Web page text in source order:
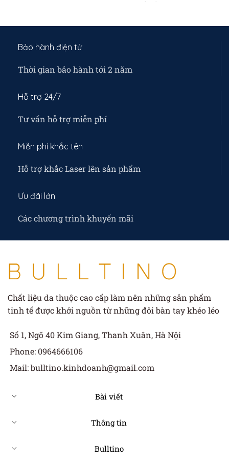
mặt trong cho máy. - Giảm
- Cầm chắc, đằm tay. - Hộp
- Nhiều lựa chọn khắc tên,
chữ ký, lời nhắn,..
- Thiết kế vừa khít từng dòng
mềm,chống xước mặt trong
Nhiều lựa chọn khắc tên, chữ
Bảo hành điện tử
Thời gian bảo hành tới 2 năm
Hỗ trợ 24/7
Tư vấn hỗ trợ miễn phí
Miễn phí khắc tên
Hỗ trợ khắc Laser lên sản phẩm
Ưu đãi lớn
Các chương trình khuyến mãi
Chất liệu da thuộc cao cấp làm nên những sản phẩm
tinh tế được khởi nguồn từ những đôi bàn tay khéo léo
Số 1, Ngõ 40 Kim Giang, Thanh Xuân, Hà Nội
Phone: 0964666106
Mail: bulltino.kinhdoanh@gmail.com
Bài viết
Thông tin
Bulltino